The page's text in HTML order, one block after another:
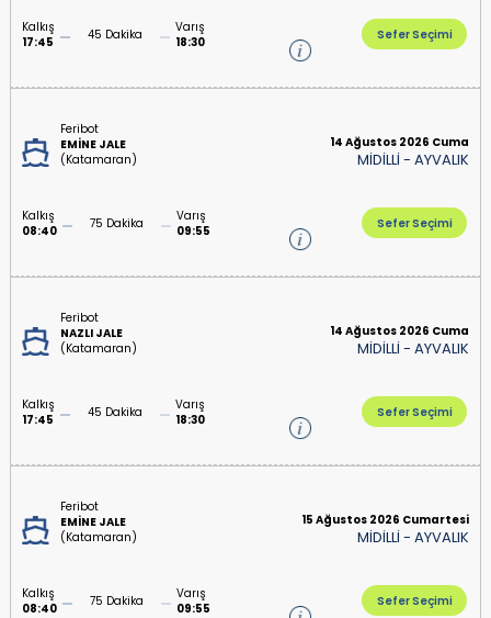
Kalkış
17:45
45 Dakika
Varış
18:30
Sefer Seçimi
Feribot
EMİNE JALE
(Katamaran)
14 Ağustos 2026 Cuma
MİDİLLİ-AYVALIK
Kalkış
08:40
75 Dakika
Varış
09:55
Sefer Seçimi
Feribot
NAZLI JALE
(Katamaran)
14 Ağustos 2026 Cuma
MİDİLLİ-AYVALIK
Kalkış
17:45
45 Dakika
Varış
18:30
Sefer Seçimi
Feribot
EMİNE JALE
(Katamaran)
15 Ağustos 2026 Cumartesi
MİDİLLİ-AYVALIK
Kalkış
08:40
75 Dakika
Varış
09:55
Sefer Seçimi